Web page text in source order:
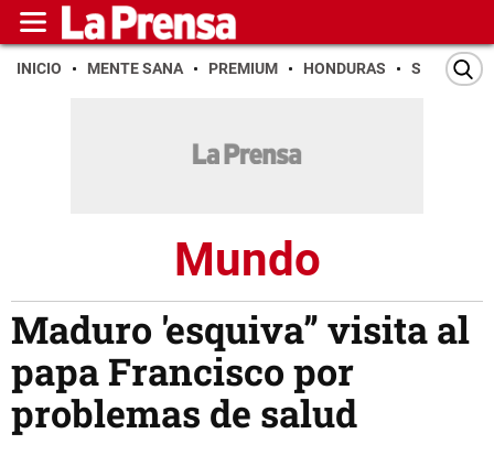
INICIO MENTE SANA PREMIUM HONDURAS SAN PEDRO
Mundo
Maduro 'esquiva” visita al
papa Francisco por
problemas de salud